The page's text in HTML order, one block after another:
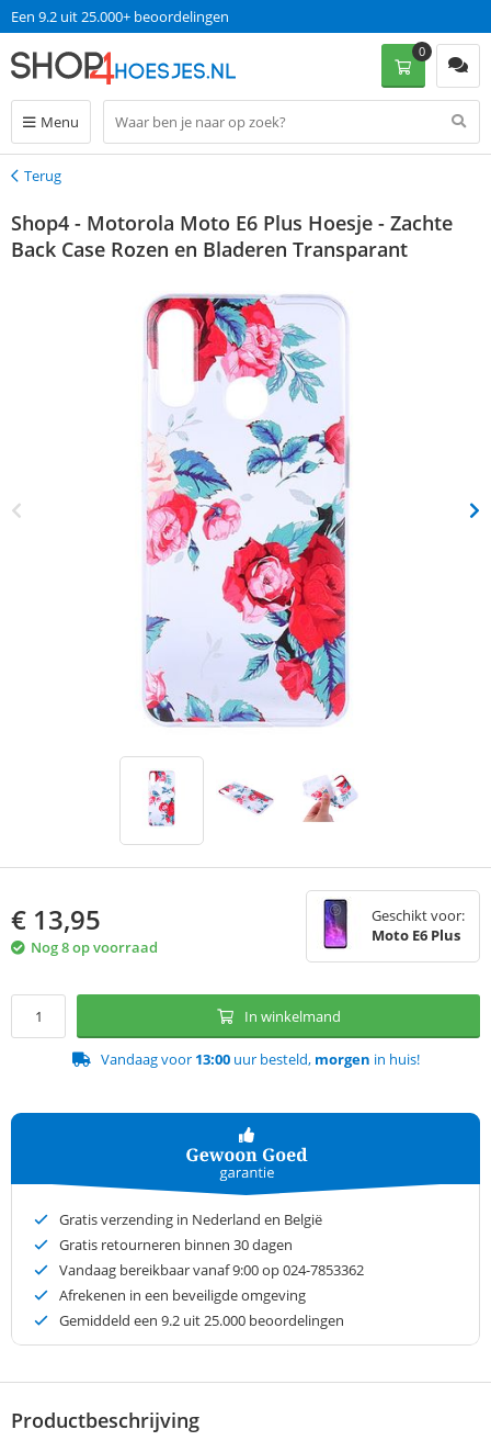
Een 9.2 uit 25.000+ beoordelingen
Menu
0
Terug
Terug
Shop4 - Motorola Moto E6 Plus Hoesje - Zachte
Back Case Rozen en Bladeren Transparant
€ 13,95
Nog 8 op voorraad
Geschikt voor:
Moto E6 Plus
In winkelmand
Vandaag voor 13:00uur besteld, morgen in huis!
Gratis verzending in Nederland en België
Gratis retourneren binnen 30 dagen
Vandaag bereikbaar vanaf 9:00 op 024-7853362
Afrekenen in een beveiligde omgeving
Gemiddeld een 9.2 uit 25.000 beoordelingen
Productbeschrijving